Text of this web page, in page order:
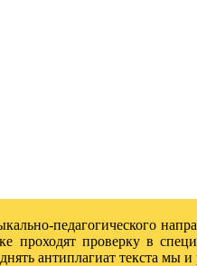
педагогического
проходят проверку в
антиплагиат текста мы